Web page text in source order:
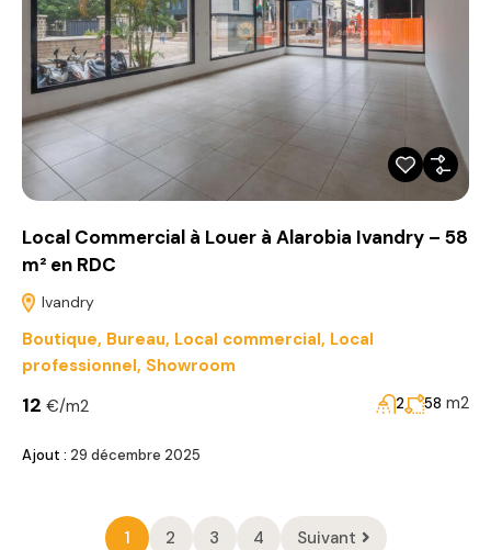
Local Commercial à Louer à Alarobia Ivandry – 58
m² en RDC
Ivandry
Boutique, Bureau, Local commercial, Local
professionnel, Showroom
12 €/m2 2 58 m2
Ajout : 29 décembre 2025
1 2 3 4 Suivant